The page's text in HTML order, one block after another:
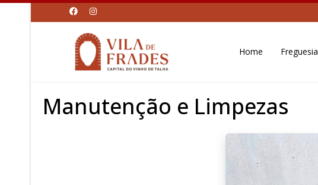
Home Freguesia
Manutenção e Limpezas